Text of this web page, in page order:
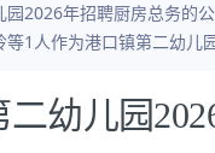
2026年招聘厨房总务的
1人作为港口镇第二幼
幼儿园